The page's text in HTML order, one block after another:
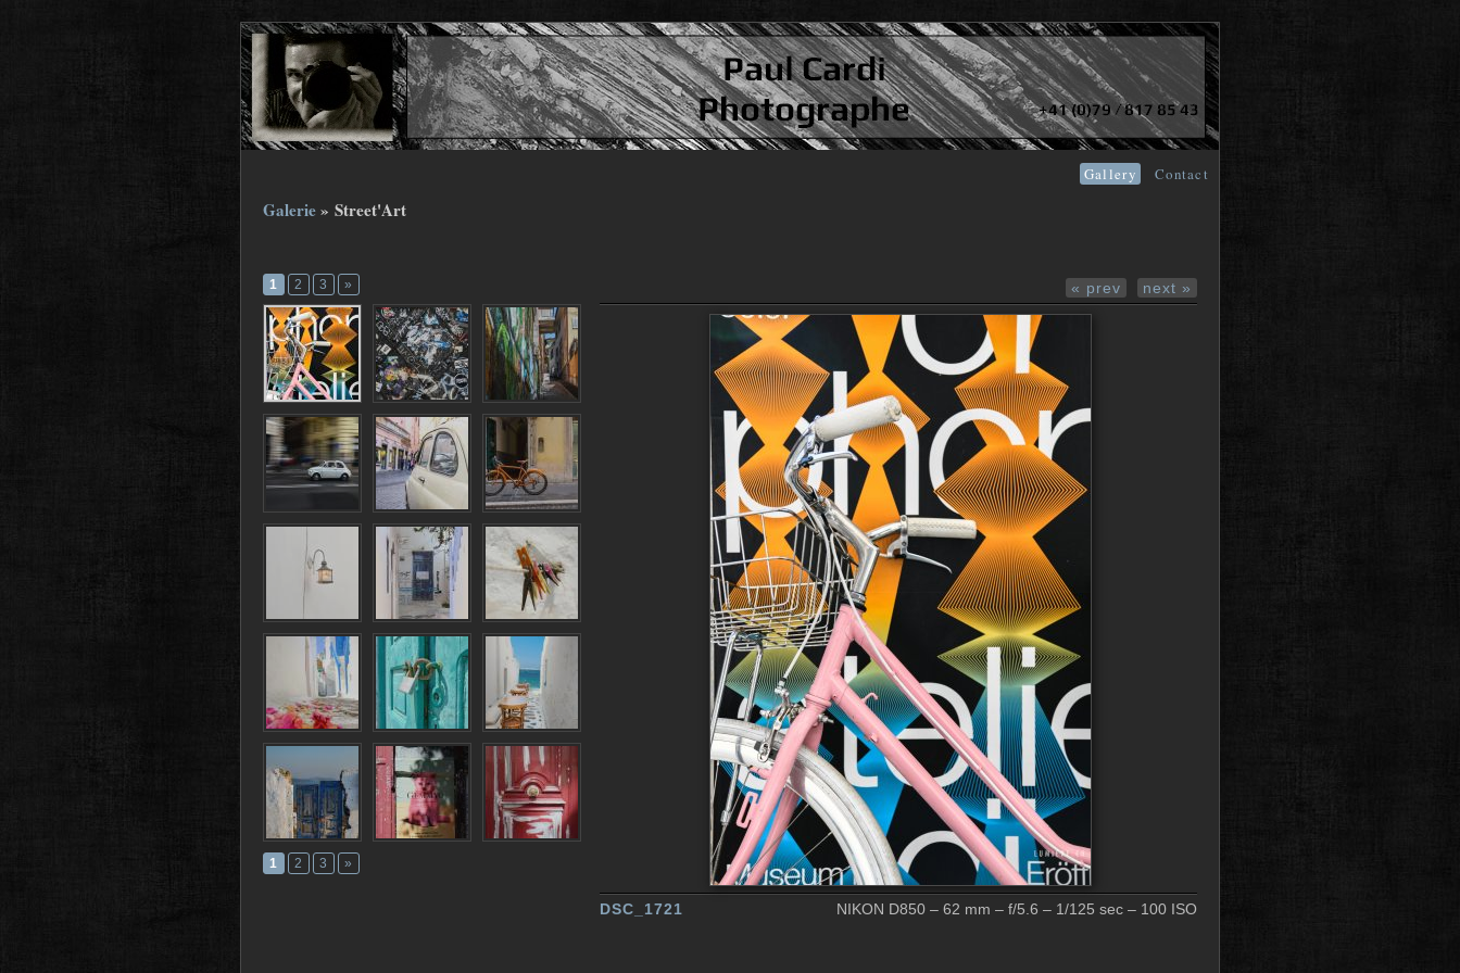
Gallery Contact
Galerie» Street'Art
« prev next »
NIKON D850 – 62 mm – f/5.6 – 1/125 sec – 100 ISO
DSC_1721
1 2 3 »
1 2 3 »